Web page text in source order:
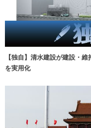
【独自】清水建設が建設・
を実用化